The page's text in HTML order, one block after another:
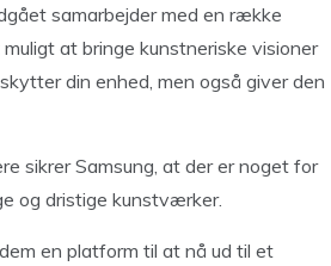
samarbejder med en række
at bringe kunstneriske visioner
din enhed, men også giver den
sikrer Samsung, at der er noget for
og dristige kunstværker.
en platform til at nå ud til et